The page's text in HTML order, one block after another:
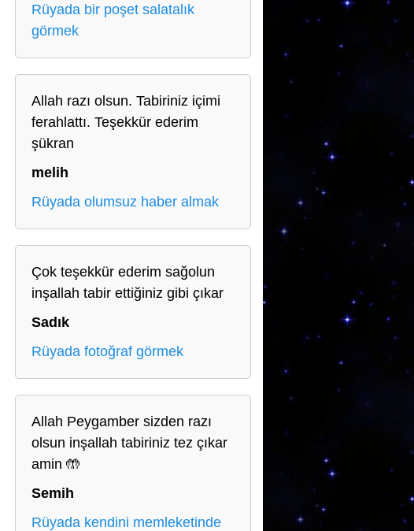
Rüyada bir poşet salatalık
görmek
Allah razı olsun. Tabiriniz içimi
ferahlattı. Teşekkür ederim
şükran
melih
Rüyada olumsuz haber almak
Çok teşekkür ederim sağolun
inşallah tabir ettiğiniz gibi çıkar
Sadık
Rüyada fotoğraf görmek
Allah Peygamber sizden razı
olsun inşallah tabiriniz tez çıkar
amin 🤲
Semih
Rüyada kendini memleketinde